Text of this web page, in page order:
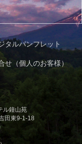
タルパンフレット
せ（個人のお客様）
ル鐘山苑
田東9-1-18